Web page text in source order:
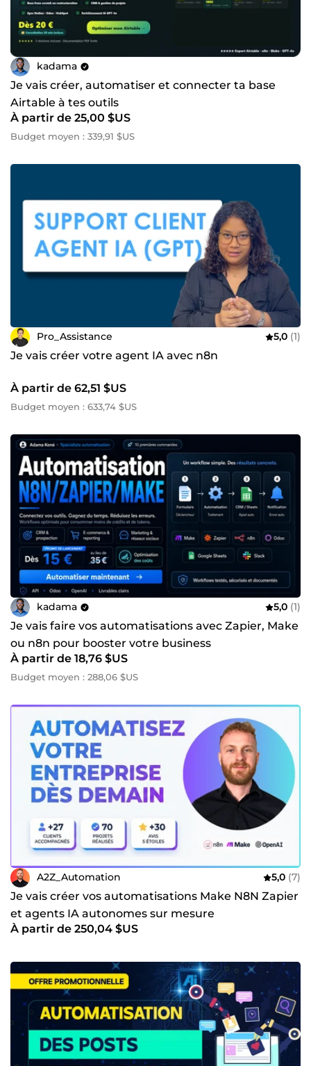
kadama
Je vais créer, automatiser et connecter ta base
Airtable à tes outils
À partir de 25,00 $US
Budget moyen : 339,91 $US
Pro_Assistance 5,0 (1)
Je vais créer votre agent IA avec n8n
À partir de 62,51 $US
Budget moyen : 633,74 $US
kadama 5,0 (1)
Je vais faire vos automatisations avec Zapier, Make
ou n8n pour booster votre business
À partir de 18,76 $US
Budget moyen : 288,06 $US
A2Z_Automation 5,0 (7)
Je vais créer vos automatisations Make N8N Zapier
et agents IA autonomes sur mesure
À partir de 250,04 $US